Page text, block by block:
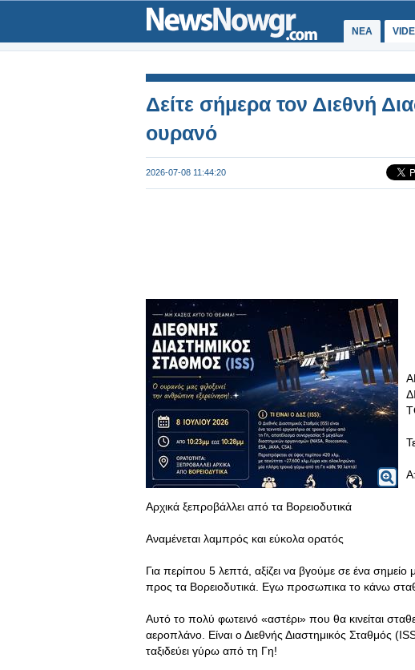
ΝΕΑ
Δείτε σήμερα τον Διεθνή
ουρανό
2026-07-08 11:44:20
Αρχικά ξεπροβάλλει από τα Βορειοδυτικά
Αναμένεται λαμπρός και εύκολα ορατός
Για περίπου 5 λεπτά, αξίζει να βγούμε σε ένα σημείο
προς τα Βορειοδυτικά. Εγω προσωπικα το κάνω
Αυτό το πολύ φωτεινό «αστέρι» που θα κινείται
αεροπλάνο. Είναι ο Διεθνής Διαστημικός Σταθμός
ταξιδεύει γύρω από τη Γη!